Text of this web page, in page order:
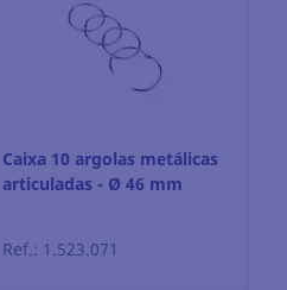
Caixa 10 argolas metálicas
articuladas - Ø 46 mm
Ref.: 1.523.071